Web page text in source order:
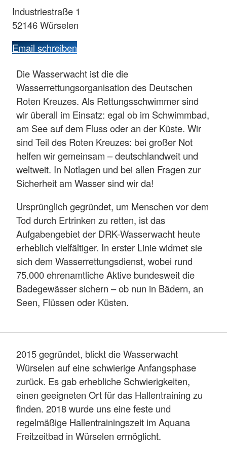
Industriestraße 1
52146 Würselen
Email schreiben
Die Wasserwacht ist die die
Wasserrettungsorganisation des Deutschen
Roten Kreuzes. Als Rettungsschwimmer sind
wir überall im Einsatz: egal ob im Schwimmbad,
am See auf dem Fluss oder an der Küste. Wir
sind Teil des Roten Kreuzes: bei großer Not
helfen wir gemeinsam – deutschlandweit und
weltweit. In Notlagen und bei allen Fragen zur
Sicherheit am Wasser sind wir da!
Ursprünglich gegründet, um Menschen vor dem
Tod durch Ertrinken zu retten, ist das
Aufgabengebiet der DRK-Wasserwacht heute
erheblich vielfältiger. In erster Linie widmet sie
sich dem Wasserrettungsdienst, wobei rund
75.000 ehrenamtliche Aktive bundesweit die
Badegewässer sichern – ob nun in Bädern, an
Seen, Flüssen oder Küsten.
2015 gegründet, blickt die Wasserwacht
Würselen auf eine schwierige Anfangsphase
zurück. Es gab erhebliche Schwierigkeiten,
einen geeigneten Ort für das Hallentraining zu
finden. 2018 wurde uns eine feste und
regelmäßige Hallentrainingszeit im Aquana
Freitzeitbad in Würselen ermöglicht.